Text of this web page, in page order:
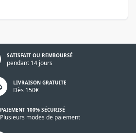
SATISFAIT OU REMBOURSÉ
pendant 14 jours
LIVRAISON GRATUITE
Dès 150€
PAIEMENT 100% SÉCURISÉ
Plusieurs modes de paiement